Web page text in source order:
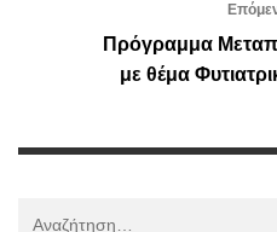
Πρόγραμμα
με θέμα